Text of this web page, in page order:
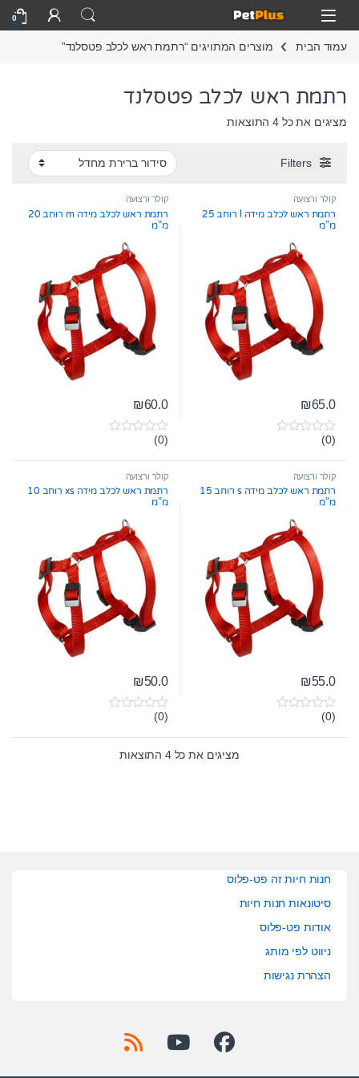
Skip to navigation
Skip to content
Open
0
עמוד הבית מוצרים המתויגים “רתמת ראש לכלב פטסלנד”
רתמת ראש לכלב פטסלנד
מציגים את כל ⁦4⁩ התוצאות
Filters
קולר ורצועה
רתמת ראש לכלב מידה l רוחב 25
מ”מ
₪65.0
0
t
o
f
5
(0)
קולר ורצועה
רתמת ראש לכלב מידה m רוחב 20
מ”מ
₪60.0
0
t
o
f
5
(0)
קולר ורצועה
רתמת ראש לכלב מידה s רוחב 15
מ”מ
₪55.0
0
u
(0)
קולר ורצועה
רתמת ראש לכלב מידה xs רוחב 10
מ”מ
₪50.0
0
u
t
(0)
מציגים את כל ⁦4⁩ התוצאות
חנות חיות זה פט-פלוס
סיטונאות חנות חיות
אודות פט-פלוס
ניווט לפי מותג
הצהרת נגישות